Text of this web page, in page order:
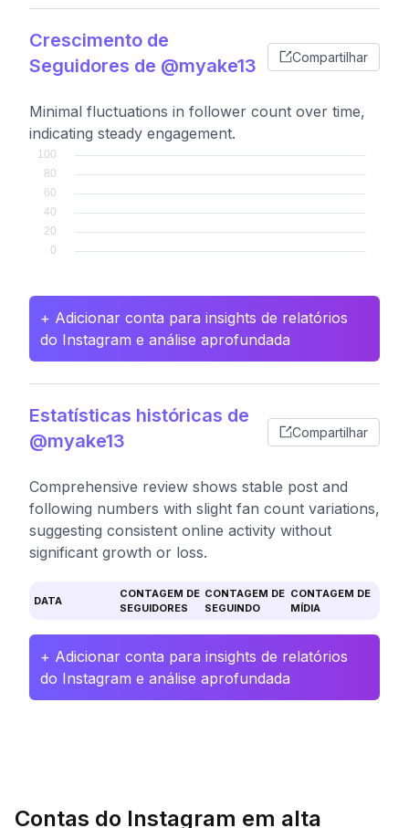
Crescimento de
Seguidores de @myake13
Compartilhar
Minimal fluctuations in follower count over time,
indicating steady engagement.
+ Adicionar conta para insights de relatórios
do Instagram e análise aprofundada
Estatísticas históricas de
@myake13
Compartilhar
Comprehensive review shows stable post and
following numbers with slight fan count variations,
suggesting consistent online activity without
significant growth or loss.
DATA
CONTAGEM DE
SEGUIDORES
CONTAGEM DE
SEGUINDO
CONTAGEM DE
MÍDIA
+ Adicionar conta para insights de relatórios
do Instagram e análise aprofundada
Contas do Instagram em alta